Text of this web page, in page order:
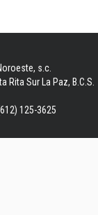
s.c.
Sur La Paz, B.C.S.
125-3625